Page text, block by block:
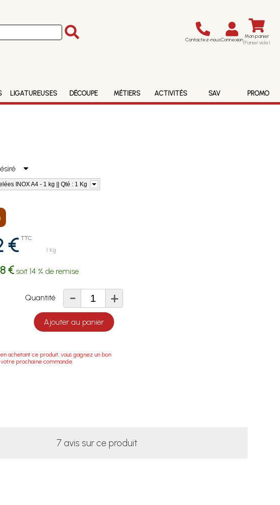
Contactez-nousConnexion Mon panier
(Panier vide)
LIGATUREUSES DÉCOUPE MÉTIERS ACTIVITÉS SAV PROMO
INOX A4 - 1 kg || Qté : 1 Kg
€ TTC
1 Kg
€soit 14 % de remise
Quantité - +
Ajouter au panier
achetant ce produit, vous gagnez un bon
prochaine commande.
7 avis sur ce produit